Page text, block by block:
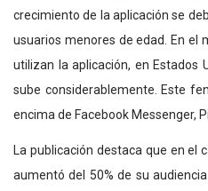
crecimiento de la aplicación se
usuarios menores de edad. En el
utilizan la aplicación, en Estados
sube considerablemente. Este
encima de Facebook Messenger,
La publicación destaca que en el
aumentó del 50% de su